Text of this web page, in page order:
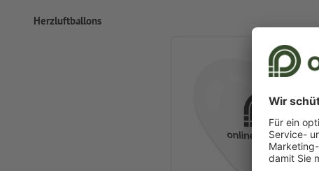
Herzluftballons